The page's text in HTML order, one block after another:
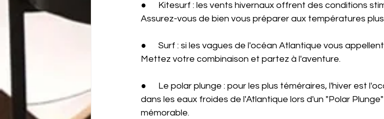
●      Kitesurf : les vents hivernaux offrent des conditions
Assurez-vous de bien vous préparer aux températures
●      Surf : si les vagues de l'océan Atlantique vous
Mettez votre combinaison et partez à l'aventure.
●      Le polar plunge : pour les plus téméraires, l'hiver est
dans les eaux froides de l'Atlantique lors d'un "Polar
mémorable.